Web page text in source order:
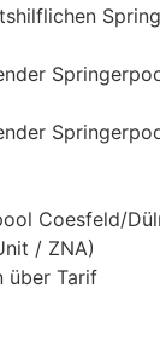
Coesfeld/
/ ZNA)
über Tarif